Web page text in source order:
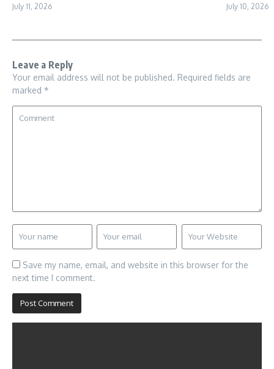
July 11, 2026 July 10, 2026
Leave a Reply
Your email address will not be published. Required fields are
marked *
Save my name, email, and website in this browser for the
next time I comment.